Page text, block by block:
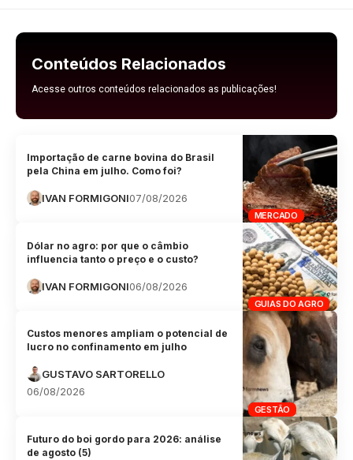
Conteúdos Relacionados
Acesse outros conteúdos relacionados as publicações!
MERCADO
Importação de carne bovina do Brasil
pela China em julho. Como foi?
IVAN FORMIGONI07/08/2026
GUIAS DO AGRO
Dólar no agro: por que o câmbio
influencia tanto o preço e o custo?
IVAN FORMIGONI06/08/2026
GESTÃO
Custos menores ampliam o potencial de
lucro no confinamento em julho
GUSTAVO SARTORELLO
06/08/2026
Futuro do boi gordo para 2026: análise
de agosto (5)